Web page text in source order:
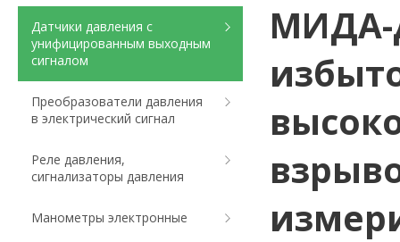
МИДА-
Датчики давления с
унифицированным выходным
сигналом
Преобразователи давления
в электрический сигнал
Реле давления,
сигнализаторы давления
Манометры электронные